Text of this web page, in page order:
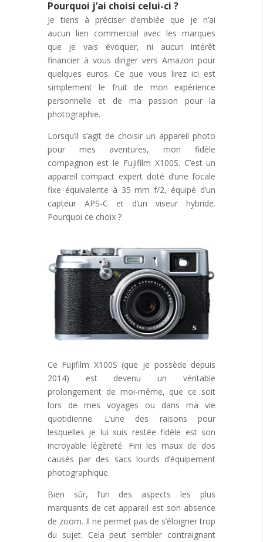
Pourquoi j’ai choisi celui-ci ?
Je tiens à préciser d’emblée que je n’ai
aucun lien commercial avec les marques
que je vais évoquer, ni aucun intérêt
financier à vous diriger vers Amazon pour
quelques euros. Ce que vous lirez ici est
simplement le fruit de mon expérience
personnelle et de ma passion pour la
photographie.
Lorsqu’il s’agit de choisir un appareil photo
pour mes aventures, mon fidèle
compagnon est le Fujifilm X100S. C’est un
appareil compact expert doté d’une focale
fixe équivalente à 35 mm f/2, équipé d’un
capteur APS-C et d’un viseur hybride.
Pourquoi ce choix ?
Ce Fujifilm X100S (que je possède depuis
2014) est devenu un véritable
prolongement de moi-même, que ce soit
lors de mes voyages ou dans ma vie
quotidienne. L’une des raisons pour
lesquelles je lui suis restée fidèle est son
incroyable légèreté. Fini les maux de dos
causés par des sacs lourds d’équipement
photographique.
Bien sûr, l’un des aspects les plus
marquants de cet appareil est son absence
de zoom. Il ne permet pas de s’éloigner trop
du sujet. Cela peut sembler contraignant